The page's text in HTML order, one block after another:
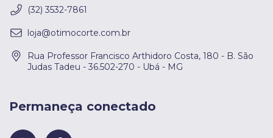
(32) 3532-7861
loja@otimocorte.com.br
Rua Professor Francisco Arthidoro Costa, 180 - B. São
Judas Tadeu - 36.502-270 - Ubá - MG
Permaneça conectado